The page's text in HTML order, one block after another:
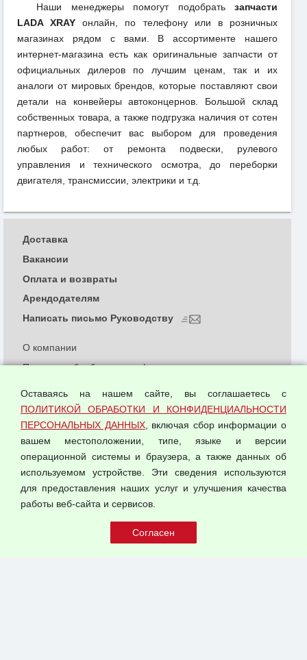
Наши менеджеры помогут подобрать запчасти
LADA XRAY онлайн, по телефону или в розничных
магазинах рядом с вами. В ассортименте нашего
интернет-магазина есть как оригинальные запчасти от
официальных дилеров по лучшим ценам, так и их
аналоги от мировых брендов, которые поставляют свои
детали на конвейеры автоконцернов. Большой склад
собственных товара, а также подгрузка наличия от сотен
партнеров, обеспечит вас выбором для проведения
любых работ: от ремонта подвески, рулевого
управления и технического осмотра, до переборки
двигателя, трансмиссии, электрики и т.д.
© 2026 ООО "Феникс"
О компании
Политика обработки и конфиденциальности
Согласием на обработку персональных данных
Оферта оптовой купли-продажи
Публичная оферта
Доставка
Вакансии
Оплата и возвраты
Арендодателям
Написать письмо Руководству
Оставаясь на нашем сайте, вы соглашаетесь с
ПОЛИТИКОЙ ОБРАБОТКИ И КОНФИДЕНЦИАЛЬНОСТИ
ПЕРСОНАЛЬНЫХ ДАННЫХ, включая сбор информации о
вашем местоположении, типе, языке и версии
операционной системы и браузера, а также данных об
используемом устройстве. Эти сведения используются
для предоставления наших услуг и улучшения качества
работы веб-сайта и сервисов.